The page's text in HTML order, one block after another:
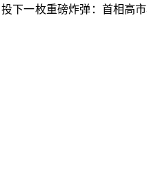
下一枚重磅炸弹：首相高